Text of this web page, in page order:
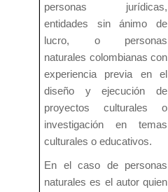
personas jurídicas,
entidades sin ánimo de
lucro, o personas
naturales colombianas con
experiencia previa en el
diseño y ejecución de
proyectos culturales o
investigación en temas
culturales o educativos.
En el caso de personas
naturales es el autor quien